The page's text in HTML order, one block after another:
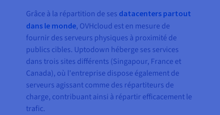
Grâce à la répartition de ses datacenters partout
dans le monde, OVHcloud est en mesure de
fournir des serveurs physiques à proximité de
publics cibles. Uptodown héberge ses services
dans trois sites différents (Singapour, France et
Canada), où l'entreprise dispose également de
serveurs agissant comme des répartiteurs de
charge, contribuant ainsi à répartir efficacement le
trafic.